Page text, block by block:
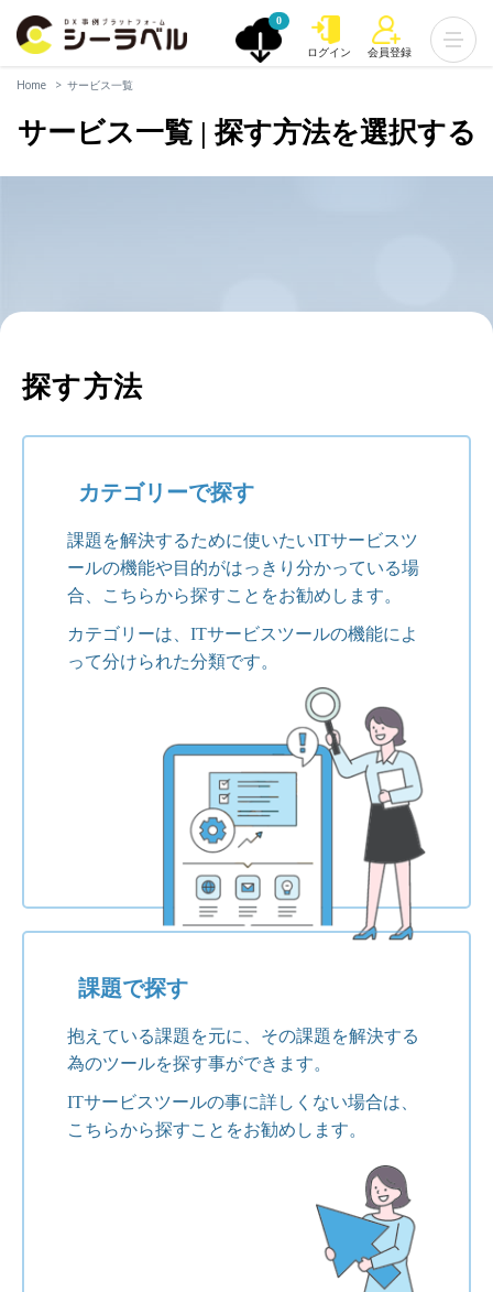
0
ログイン 会員登録
Home サービス一覧
サービス一覧 | 探す方法を選択する
探す方法
カテゴリーで探す
課題を解決するために使いたいITサービスツ
ールの機能や目的がはっきり分かっている場
合、こちらから探すことをお勧めします。
カテゴリーは、ITサービスツールの機能によ
って分けられた分類です。
課題で探す
抱えている課題を元に、その課題を解決する
為のツールを探す事ができます。
ITサービスツールの事に詳しくない場合は、
こちらから探すことをお勧めします。